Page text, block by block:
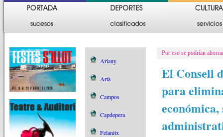
Ariany
Artà
Campos
Capdepera
Felanitx
Por eso se podrían
El Consell
para